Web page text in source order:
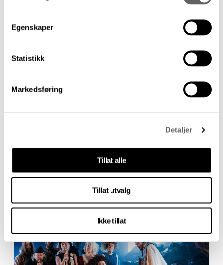
Egenskaper
Statistikk
Markedsføring
Detaljer
Tillat alle
Tillat utvalg
Ikke tillat
Kritikerlaget starter året med å løfte opp to
hete teaterdebatter om «Moby Dick» og
«Arven» 21. januar 2025.
11. desember 2024